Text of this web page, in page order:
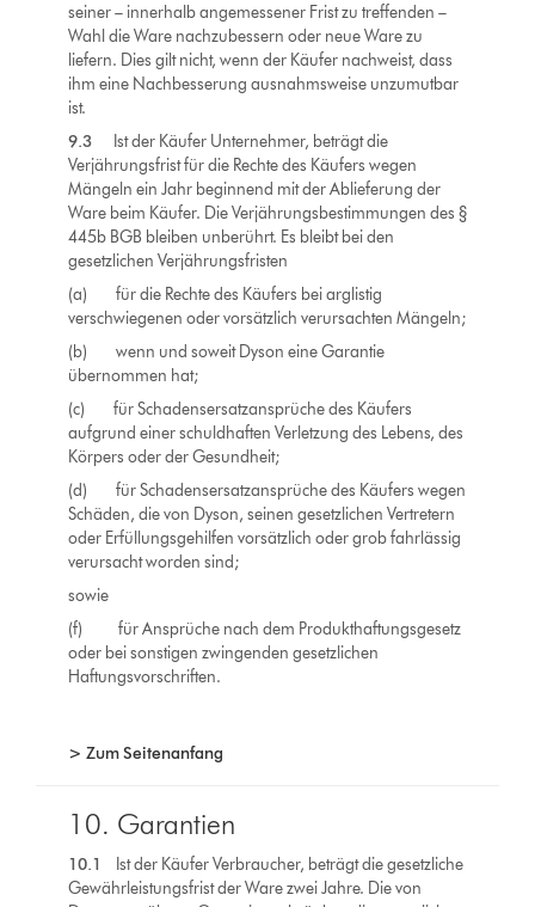
seiner – innerhalb angemessener Frist zu treffenden –
Wahl die Ware nachzubessern oder neue Ware zu
liefern. Dies gilt nicht, wenn der Käufer nachweist, dass
ihm eine Nachbesserung ausnahmsweise unzumutbar
ist.
9.3
Ist der Käufer Unternehmer, beträgt die
Verjährungsfrist für die Rechte des Käufers wegen
Mängeln ein Jahr beginnend mit der Ablieferung der
Ware beim Käufer. Die Verjährungsbestimmungen des §
445b BGB bleiben unberührt. Es bleibt bei den
gesetzlichen Verjährungsfristen
(a) für die Rechte des Käufers bei arglistig
verschwiegenen oder vorsätzlich verursachten Mängeln;
(b) wenn und soweit Dyson eine Garantie
übernommen hat;
(c) für Schadensersatzansprüche des Käufers
aufgrund einer schuldhaften Verletzung des Lebens, des
Körpers oder der Gesundheit;
(d) für Schadensersatzansprüche des Käufers wegen
Schäden, die von Dyson, seinen gesetzlichen Vertretern
oder Erfüllungsgehilfen vorsätzlich oder grob fahrlässig
verursacht worden sind;
sowie
(f) für Ansprüche nach dem Produkthaftungsgesetz
oder bei sonstigen zwingenden gesetzlichen
Haftungsvorschriften.
> Zum Seitenanfang
10. Garantien
10.1
Ist der Käufer Verbraucher, beträgt die gesetzliche
Gewährleistungsfrist der Ware zwei Jahre. Die von